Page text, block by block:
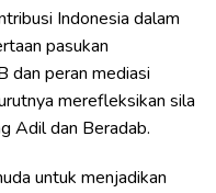
Indonesia dalam
pasukan
dan peran mediasi
merefleksikan sila
Adil dan Beradab.
untuk menjadikan